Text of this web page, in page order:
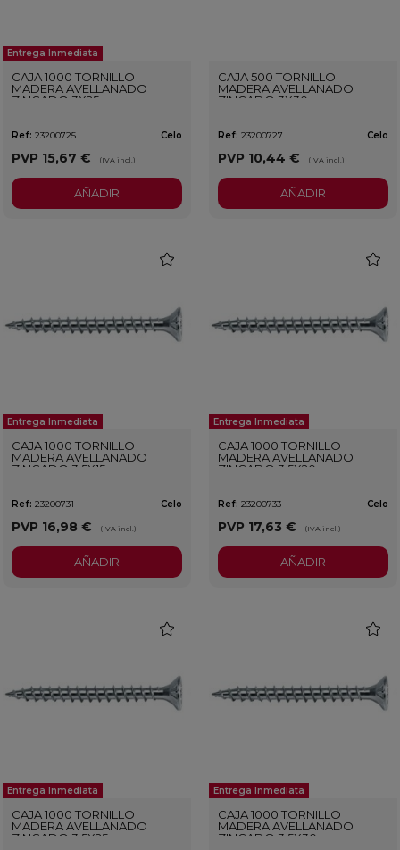
Entrega Inmediata
CAJA 1000 TORNILLO
MADERA AVELLANADO
ZINCADO 3X25
Ref: 23200725 Celo
PVP 15,67 € (IVA incl.)
AÑADIR
CAJA 500 TORNILLO
MADERA AVELLANADO
ZINCADO 3X30
Ref: 23200727 Celo
PVP 10,44 € (IVA incl.)
AÑADIR
Entrega Inmediata
CAJA 1000 TORNILLO
MADERA AVELLANADO
ZINCADO 3,5X15
Ref: 23200731 Celo
PVP 16,98 € (IVA incl.)
AÑADIR
Entrega Inmediata
CAJA 1000 TORNILLO
MADERA AVELLANADO
ZINCADO 3,5X20
Ref: 23200733 Celo
PVP 17,63 € (IVA incl.)
AÑADIR
Entrega Inmediata
CAJA 1000 TORNILLO
MADERA AVELLANADO
ZINCADO 3,5X25
Entrega Inmediata
CAJA 1000 TORNILLO
MADERA AVELLANADO
ZINCADO 3,5X30